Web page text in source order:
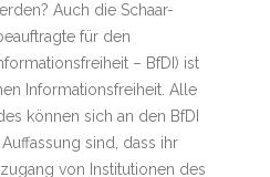
Auch die Schaar-
für den
– BfDI) ist
Informationsfreiheit. Alle
können sich an den BfDI
sind, dass ihr
von Institutionen des